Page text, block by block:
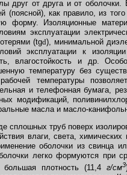
друг от друга и от
(поясной), как правило, из
форму. Изоляционные
эксплуатации
(tgd), минимальной
эксплуатации к
влагостойкость и др.
температуру без
температуры
и телефонная бумага,
модификаций,
масла и масло-
сплошных труб поверх
влаги, света,
оболочки из
легко формуются при
большая плотность (11,4г/см3